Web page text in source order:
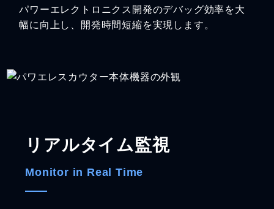
パワーエレクトロニクス開発のデバッグ効率を大
幅に向上し、開発時間短縮を実現します。
リアルタイム監視
Monitor in Real Time